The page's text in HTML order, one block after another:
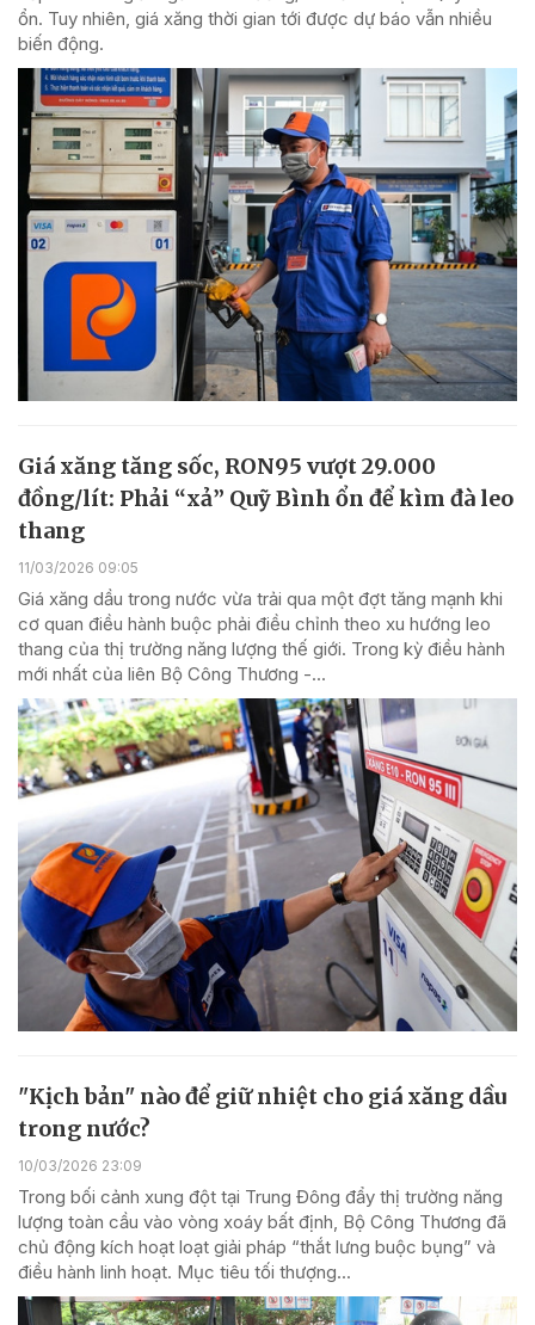
ổn. Tuy nhiên, giá xăng thời gian tới được dự báo vẫn nhiều
biến động.
Giá xăng tăng sốc, RON95 vượt 29.000
đồng/lít: Phải “xả” Quỹ Bình ổn để kìm đà leo
thang
11/03/2026 09:05
Giá xăng dầu trong nước vừa trải qua một đợt tăng mạnh khi
cơ quan điều hành buộc phải điều chỉnh theo xu hướng leo
thang của thị trường năng lượng thế giới. Trong kỳ điều hành
mới nhất của liên Bộ Công Thương -...
"Kịch bản" nào để giữ nhiệt cho giá xăng dầu
trong nước?
10/03/2026 23:09
Trong bối cảnh xung đột tại Trung Đông đẩy thị trường năng
lượng toàn cầu vào vòng xoáy bất định, Bộ Công Thương đã
chủ động kích hoạt loạt giải pháp “thắt lưng buộc bụng” và
điều hành linh hoạt. Mục tiêu tối thượng...